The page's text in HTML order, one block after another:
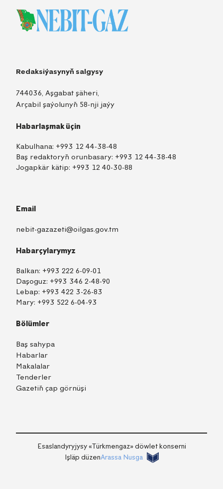
Redaksiýasynyň salgysy
744036, Aşgabat şäheri,
Arçabil şaýolunyň 58-nji jaýy
Habarlaşmak üçin
Kabulhana: +993 12 44-38-48
Baş redaktoryň orunbasary: +993 12 44-38-48
Jogapkär kätip: +993 12 40-30-88
Email
nebit-gazazeti@oilgas.gov.tm
Habarçylarymyz
Balkan: +993 222 6-09-01
Daşoguz: +993 346 2-48-90
Lebap: +993 422 3-26-83
Mary: +993 522 6-04-93
Bölümler
Baş sahypa
Habarlar
Makalalar
Tenderler
Gazetiň çap görnüşi
Esaslandyryjysy «Тürkmengaz» döwlet konserni
Işläp düzenArassa Nusga